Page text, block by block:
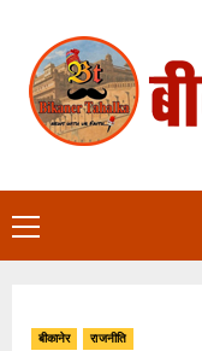
content
Primary
Menu
बीकानेर राजनीति